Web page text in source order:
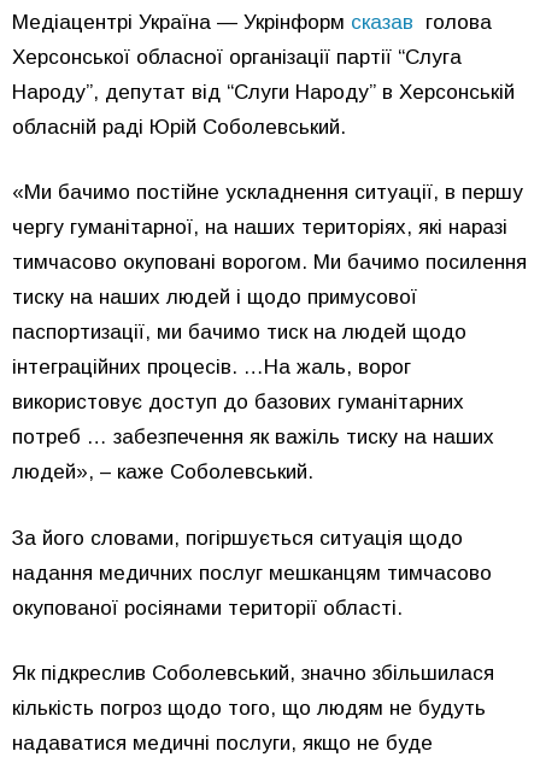
Медіацентрі Україна — Укрінформ сказав голова
Херсонської обласної організації партії “Слуга
Народу”, депутат від “Слуги Народу” в Херсонській
обласній раді Юрій Соболевський.
«Ми бачимо постійне ускладнення ситуації, в першу
чергу гуманітарної, на наших територіях, які наразі
тимчасово окуповані ворогом. Ми бачимо посилення
тиску на наших людей і щодо примусової
паспортизації, ми бачимо тиск на людей щодо
інтеграційних процесів. …На жаль, ворог
використовує доступ до базових гуманітарних
потреб … забезпечення як важіль тиску на наших
людей», – каже Соболевський.
За його словами, погіршується ситуація щодо
надання медичних послуг мешканцям тимчасово
окупованої росіянами території області.
Як підкреслив Соболевський, значно збільшилася
кількість погроз щодо того, що людям не будуть
надаватися медичні послуги, якщо не буде